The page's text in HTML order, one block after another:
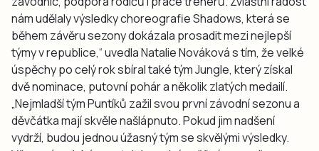
nám udělaly výsledky choreografie Shadows, která se
během závěru sezony dokázala prosadit mezi nejlepší
týmy v republice,“ uvedla Natalie Nováková s tím, že velké
úspěchy po celý rok sbíral také tým Jungle, který získal
dvě nominace, putovní pohár a několik zlatých medailí.
„Nejmladší tým Puntíků zažil svou první závodní sezonu a
děvčátka mají skvěle našlápnuto. Pokud jim nadšení
vydrží, budou jednou úžasný tým se skvělými výsledky.